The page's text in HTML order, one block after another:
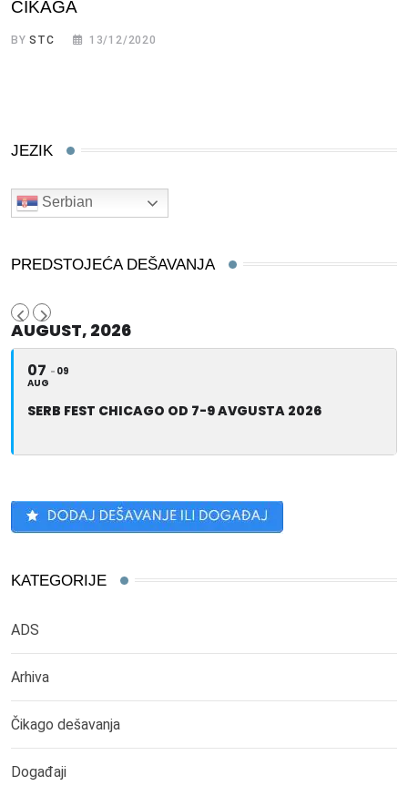
ČIKAGA
BYSTC 13/12/2020
JEZIK
Serbian
PREDSTOJEĆA DEŠAVANJA
AUGUST, 2026
07
AUG
09
SERB FEST CHICAGO OD 7-9 AVGUSTA 2026
KATEGORIJE
ADS
Arhiva
Čikago dešavanja
Događaji